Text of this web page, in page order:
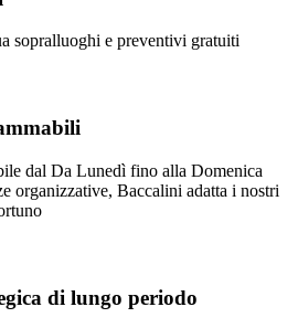
sopralluoghi e preventivi gratuiti
dal Da Lunedì fino alla Domenica
organizzative, Baccalini adatta i nostri
di lungo periodo